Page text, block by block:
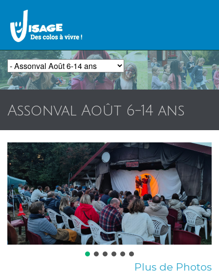
Assonval Août 6-14 ans
Plus de Photos